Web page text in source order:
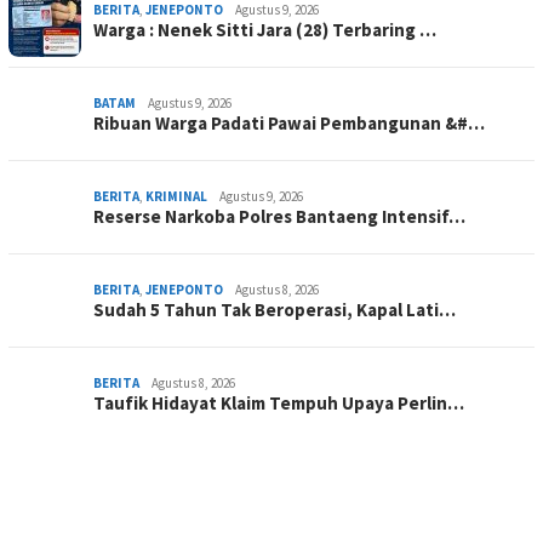
BERITA, JENEPONTO Agustus 9, 2026
Warga : Nenek Sitti Jara (28) Terbaring …
BATAM Agustus 9, 2026
Ribuan Warga Padati Pawai Pembangunan &#…
BERITA, KRIMINAL Agustus 9, 2026
Reserse Narkoba Polres Bantaeng Intensif…
BERITA, JENEPONTO Agustus 8, 2026
Sudah 5 Tahun Tak Beroperasi, Kapal Lati…
BERITA Agustus 8, 2026
Taufik Hidayat Klaim Tempuh Upaya Perlin…